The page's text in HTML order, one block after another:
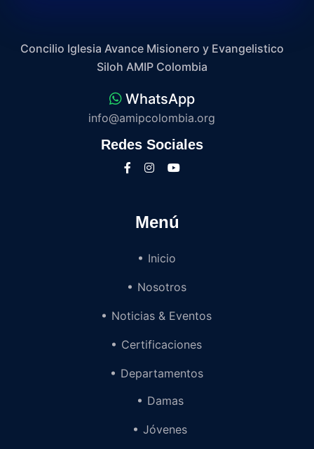
Concilio Iglesia Avance Misionero y Evangelistico
Siloh AMIP Colombia
WhatsApp
info@amipcolombia.org
Redes Sociales
Menú
Inicio
Nosotros
Noticias & Eventos
Certificaciones
Departamentos
Damas
Jóvenes